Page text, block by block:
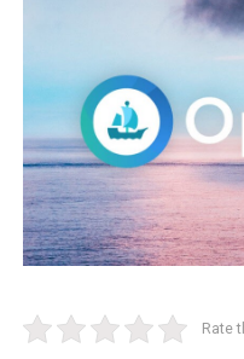
Rate